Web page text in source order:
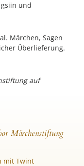
und
Märchen, Sagen
Überlieferung.
auf
Märchenstiftung
mit Twint